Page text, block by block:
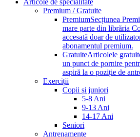
Articole de specialitate
Premium / Gratuite
PremiumSecțiunea
mare parte din librăria
accesată doar de
abonamentul premium.
GratuiteArticolele
un punct de pornire
aspiră la o poziție de
Exerciții
Copii și juniori
5-8 Ani
9-13 Ani
14-17 Ani
Seniori
Antrenamente